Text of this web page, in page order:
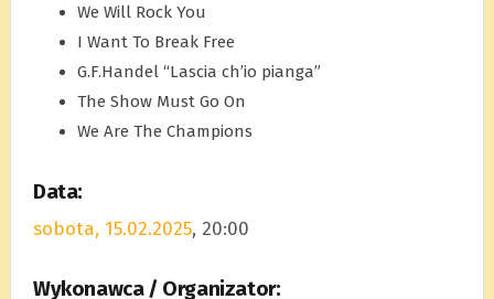
We Will Rock You
I Want To Break Free
G.F.Handel “Lascia ch’io pianga”
The Show Must Go On
We Are The Champions
Data:
sobota, 15.02.2025, 20:00
Wykonawca / Organizator: